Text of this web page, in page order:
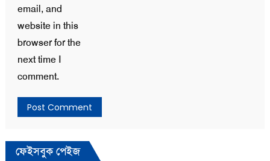
email, and
website in this
browser for the
next time I
comment.
ফেইসবুক পেইজ